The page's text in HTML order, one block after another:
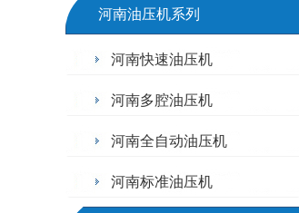
河南油压机系列
河南快速油压机
河南多腔油压机
河南全自动油压机
河南标准油压机